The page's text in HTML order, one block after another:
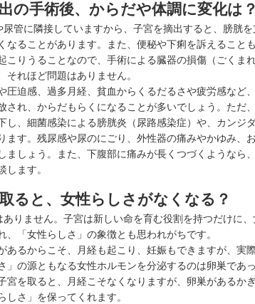
の手術後、からだや体調に変化は？
尿管に隣接していますから、子宮を摘出すると、膀胱
なることがあります。また、 便秘や下痢を訴えること
こりうることなので、手術による臓器の損傷（ごくま
それほど問題はありません。
迫感、 過多月経、貧血からくるだるさや疲労感など
され、からだもらくになることが多いでしょう。ただ
し、細菌感染による膀胱炎（尿路感染症）や、カンジ
ます。残尿感や尿のにごり、外性器の痛みやかゆみ、
ましょう。また、下腹部に痛みが長くつづくようなら
します。
ると、女性らしさがなくなる？
ありません。子宮は新しい命を育む役割を持つだけに
、「女性らしさ」の象徴とも思われがちです。
あるからこそ、月経も起こり、妊娠もできますが、実
」の源ともなる女性ホルモンを分泌するのは卵巣であ
宮を取ると、月経こそなくなりますが、卵巣があるか
しさ」を保ってくれます。